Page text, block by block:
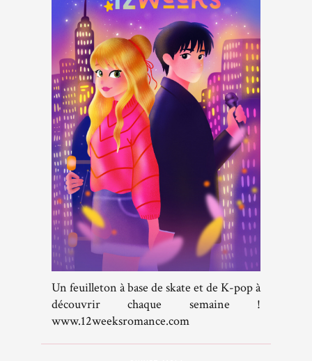
Un feuilleton à base de skate et de K-pop à
découvrir chaque semaine !
www.12weeksromance.com